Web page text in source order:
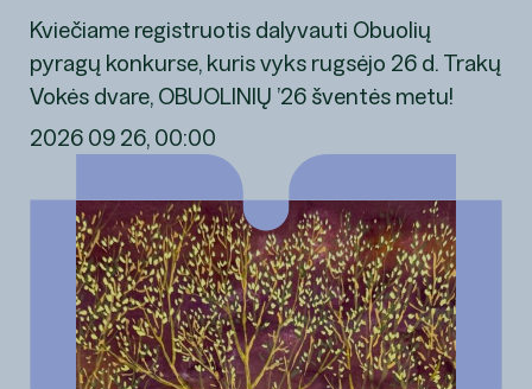
Kviečiame registruotis dalyvauti Obuolių
pyragų konkurse, kuris vyks rugsėjo 26 d. Trakų
Vokės dvare, OBUOLINIŲ ’26 šventės metu!
2026 09 26, 00:00